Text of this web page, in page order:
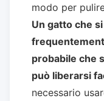
modo per
Un gatto che
probabile che
può liberarsi
necessario